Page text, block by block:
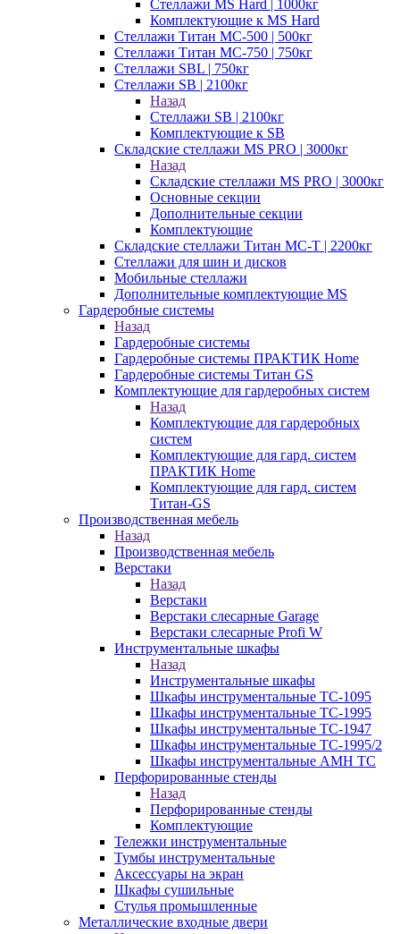
Стеллажи MS Hard | 1000кг
Комплектующие к MS Hard
Стеллажи Титан МС-500 | 500кг
Стеллажи Титан МС-750 | 750кг
Стеллажи SBL | 750кг
Стеллажи SB | 2100кг
Назад
Стеллажи SB | 2100кг
Комплектующие к SB
Складские стеллажи MS PRO | 3000кг
Назад
Складские стеллажи MS PRO | 3000кг
Основные секции
Дополнительные секции
Комплектующие
Складские стеллажи Титан МС-Т | 2200кг
Стеллажи для шин и дисков
Мобильные стеллажи
Дополнительные комплектующие MS
Гардеробные системы
Назад
Гардеробные системы
Гардеробные системы ПРАКТИК Home
Гардеробные системы Титан GS
Комплектующие для гардеробных систем
Назад
Комплектующие для гардеробных
систем
Комплектующие для гард. систем
ПРАКТИК Home
Комплектующие для гард. систем
Титан-GS
Производственная мебель
Назад
Производственная мебель
Верстаки
Назад
Верстаки
Верстаки слесарные Garage
Верстаки слесарные Profi W
Инструментальные шкафы
Назад
Инструментальные шкафы
Шкафы инструментальные TC-1095
Шкафы инструментальные TC-1995
Шкафы инструментальные TC-1947
Шкафы инструментальные TC-1995/2
Шкафы инструментальные AMH TC
Перфорированные стенды
Назад
Перфорированные стенды
Комплектующие
Тележки инструментальные
Тумбы инструментальные
Аксессуары на экран
Шкафы сушильные
Стулья промышленные
Металлические входные двери